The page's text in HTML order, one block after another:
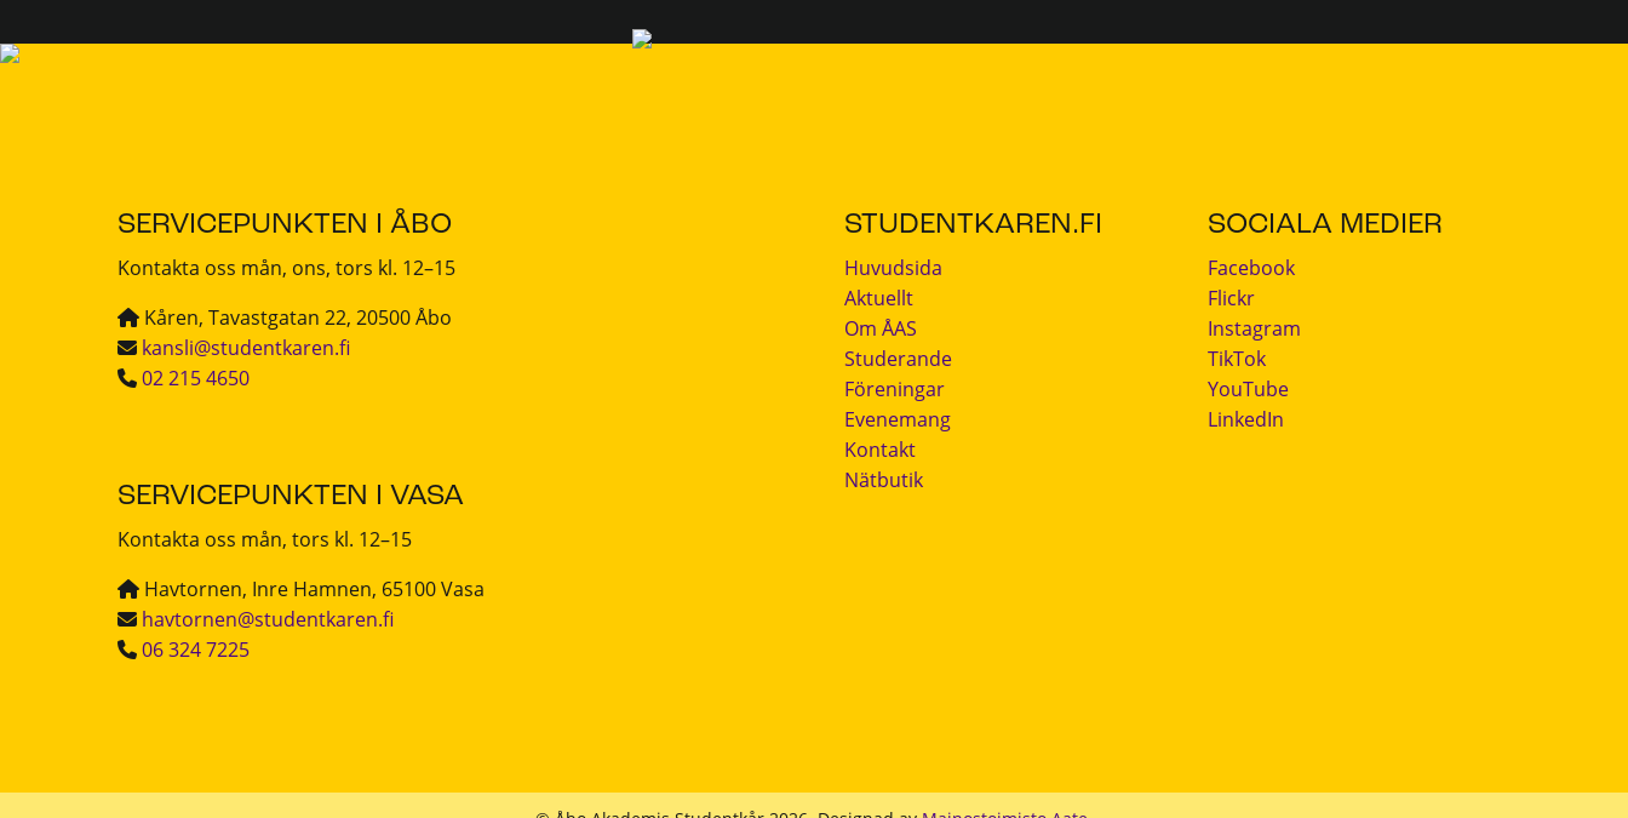
SERVICEPUNKTEN I ÅBO
Kontakta oss mån, ons, tors kl. 12–15
Kåren, Tavastgatan 22, 20500 Åbo
kansli@studentkaren.fi
02 215 4650
SERVICEPUNKTEN I VASA
Kontakta oss mån, tors kl. 12–15
Havtornen, Inre Hamnen, 65100 Vasa
havtornen@studentkaren.fi
06 324 7225
STUDENTKAREN.FI
Huvudsida
Aktuellt
Om ÅAS
Studerande
Föreningar
Evenemang
Kontakt
Nätbutik
SOCIALA MEDIER
Facebook
Flickr
Instagram
TikTok
YouTube
LinkedIn